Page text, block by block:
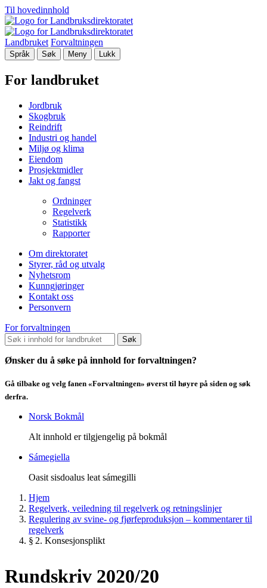
Til hovedinnhold
Landbruket Forvaltningen
Språk Søk Meny Lukk
For landbruket
Jordbruk
Skogbruk
Reindrift
Industri og handel
Miljø og klima
Eiendom
Prosjektmidler
Jakt og fangst
Ordninger
Regelverk
Statistikk
Rapporter
Om direktoratet
Styrer, råd og utvalg
Nyhetsrom
Kunngjøringer
Kontakt oss
Personvern
For forvaltningen
Søk
Ønsker du å søke på innhold for forvaltningen?
Gå tilbake og velg fanen «Forvaltningen» øverst til høyre på siden og søk
derfra.
Norsk Bokmål
Alt innhold er tilgjengelig på bokmål
Sámegiella
Oasit sisdoalus leat sámegilli
Hjem
Regelverk, veiledning til regelverk og retningslinjer
Regulering av svine- og fjørfeproduksjon – kommentarer til
regelverk
§ 2. Konsesjonsplikt
Rundskriv 2020/20